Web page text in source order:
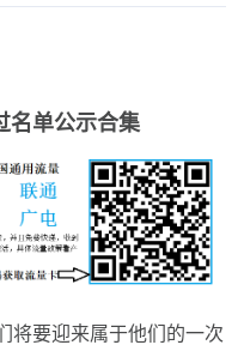
名单公示合集
要迎来属于他们的一次